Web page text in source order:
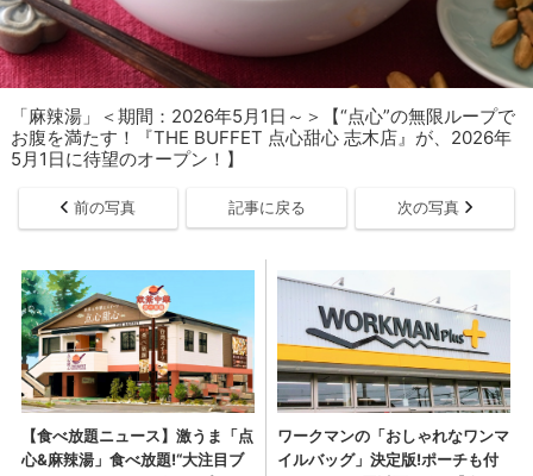
「麻辣湯」＜期間：2026年5月1日～＞【“点心”の無限ループで
お腹を満たす！『THE BUFFET 点心甜心 志木店』が、2026年
5月1日に待望のオープン！】
前の写真 記事に戻る 次の写真